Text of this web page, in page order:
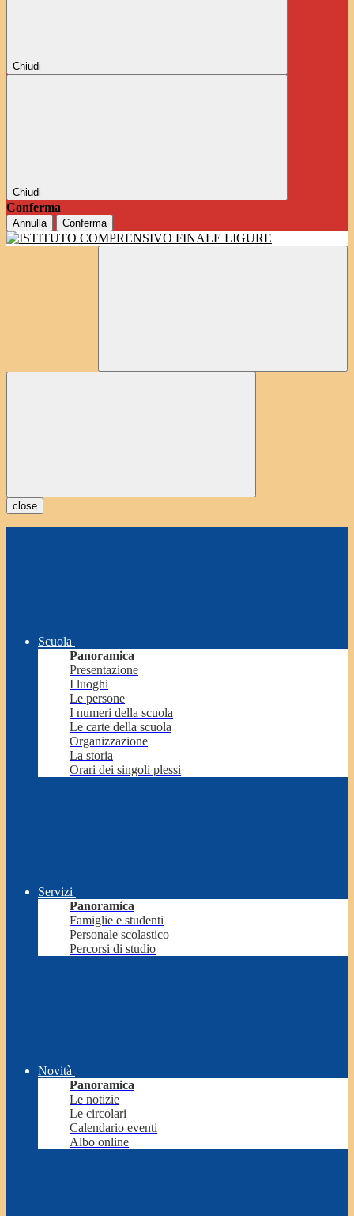
Chiudi
Chiudi
Conferma
Annulla Conferma
close
Scuola
Panoramica
Presentazione
I luoghi
Le persone
I numeri della scuola
Le carte della scuola
Organizzazione
La storia
Orari dei singoli plessi
Servizi
Panoramica
Famiglie e studenti
Personale scolastico
Percorsi di studio
Novità
Panoramica
Le notizie
Le circolari
Calendario eventi
Albo online